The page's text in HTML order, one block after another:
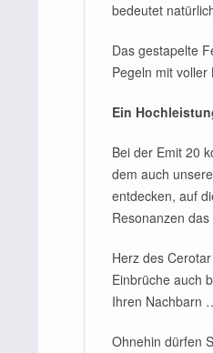
bedeutet
Das gestapelte
Pegeln mit
Ein
Bei der Emit 20
dem auch
entdecken, auf
Resonanzen das
Herz des
Einbrüche auch
Ihren Nachbarn
Ohnehin dürfen